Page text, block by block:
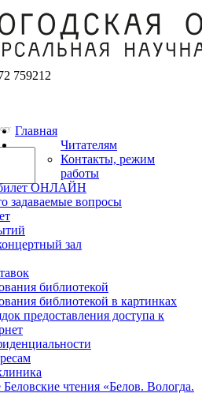
759212
Главная
Читателям
Контакты, режим
работы
билет ОНЛАЙН
задаваемые вопросы
зал
библиотекой
библиотекой в картинках
предоставления доступа к
чтения «Белов. Вологда.